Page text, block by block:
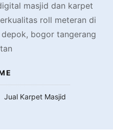
masjid dan karpet
roll meteran di
bogor tangerang
Jual Karpet Masjid